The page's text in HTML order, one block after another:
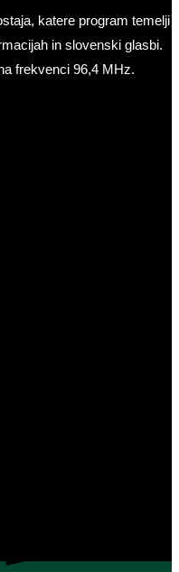
katere program temelji
in slovenski glasbi.
frekvenci 96,4 MHz.